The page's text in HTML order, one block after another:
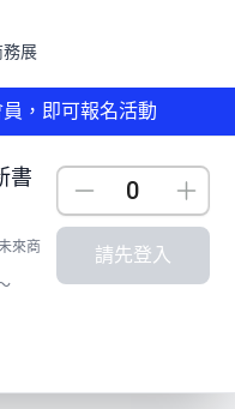
務展
，即可報名活動
書
來商
Down
請先登入